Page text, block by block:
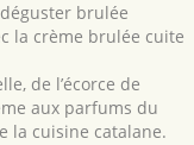
brulée
la crème brulée cuite
de l’écorce de
aux parfums du
la cuisine catalane.